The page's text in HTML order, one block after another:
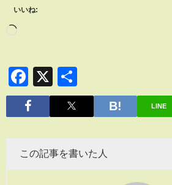
いいね:
Facebook
X
有
LINE
この記事を書いた人